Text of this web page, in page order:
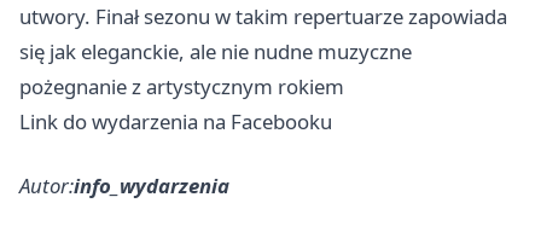
utwory. Finał sezonu w takim repertuarze zapowiada
się jak eleganckie, ale nie nudne muzyczne
pożegnanie z artystycznym rokiem
Link do wydarzenia na Facebooku
Autor:info_wydarzenia